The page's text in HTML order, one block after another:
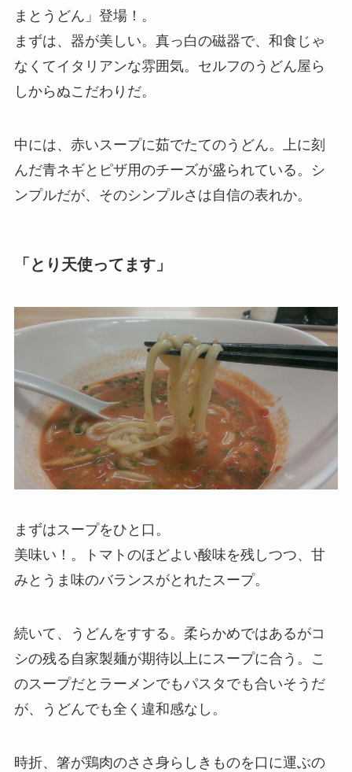
まとうどん」登場！。
まずは、器が美しい。真っ白の磁器で、和食じゃ
なくてイタリアンな雰囲気。セルフのうどん屋ら
しからぬこだわりだ。
中には、赤いスープに茹でたてのうどん。上に刻
んだ青ネギとピザ用のチーズが盛られている。シ
ンプルだが、そのシンプルさは自信の表れか。
「とり天使ってます」
まずはスープをひと口。
美味い！。トマトのほどよい酸味を残しつつ、甘
みとうま味のバランスがとれたスープ。
続いて、うどんをすする。柔らかめではあるがコ
シの残る自家製麺が期待以上にスープに合う。こ
のスープだとラーメンでもパスタでも合いそうだ
が、うどんでも全く違和感なし。
時折、箸が鶏肉のささ身らしきものを口に運ぶの